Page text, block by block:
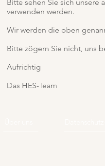
Bitte sehen Sie sich unsere
verwenden werden.
Wir werden die oben
Bitte zögern Sie nicht, uns
Aufrichtig
Das HES-Team